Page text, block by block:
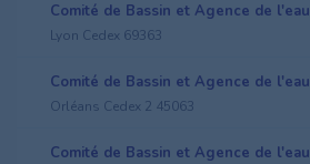
Comité de Bassin et Agence de l'eau
Lyon Cedex 69363
Comité de Bassin et Agence de l'eau
Orléans Cedex 2 45063
Comité de Bassin et Agence de l'eau